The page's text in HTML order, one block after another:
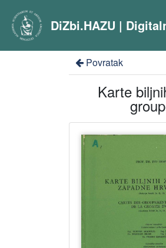
DiZbi.HAZU |
Povratak
Karte